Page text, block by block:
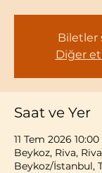
Biletler
Diğer
Saat ve Yer
11 Tem 2026
Beykoz, Riva,
Beykoz/İstanbul,